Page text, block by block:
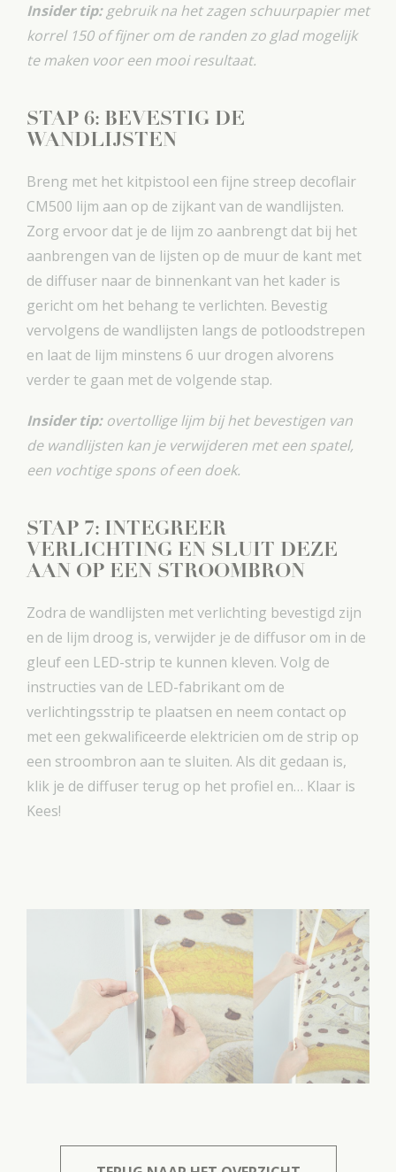
Insider tip:gebruik na het zagen schuurpapier met
korrel 150 of fijner om de randen zo glad mogelijk
te maken voor een mooi resultaat.
STAP 6: BEVESTIG DE
WANDLIJSTEN
Breng met het kitpistool een fijne streep decoflair
CM500 lijm aan op de zijkant van de wandlijsten.
Zorg ervoor dat je de lijm zo aanbrengt dat bij het
aanbrengen van de lijsten op de muur de kant met
de diffuser naar de binnenkant van het kader is
gericht om het behang te verlichten. Bevestig
vervolgens de wandlijsten langs de potloodstrepen
en laat de lijm minstens 6 uur drogen alvorens
verder te gaan met de volgende stap.
Insider tip: overtollige lijm bij het bevestigen van
de wandlijsten kan je verwijderen met een spatel,
een vochtige spons of een doek.
STAP 7: INTEGREER
VERLICHTING EN SLUIT DEZE
AAN OP EEN STROOMBRON
Zodra de wandlijsten met verlichting bevestigd zijn
en de lijm droog is, verwijder je de diffusor om in de
gleuf een LED-strip te kunnen kleven. Volg de
instructies van de LED-fabrikant om de
verlichtingsstrip te plaatsen en neem contact op
met een gekwalificeerde elektricien om de strip op
een stroombron aan te sluiten. Als dit gedaan is,
klik je de diffuser terug op het profiel en… Klaar is
Kees!